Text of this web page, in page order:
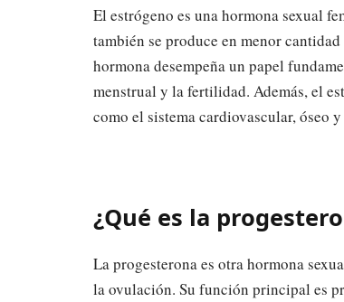
El estrógeno es una hormona sexual
también se produce en menor
hormona desempeña un papel
menstrual y la fertilidad. Además, el
como el sistema cardiovascular, óseo
¿Qué es la
La progesterona es otra hormona
la ovulación. Su función principal es